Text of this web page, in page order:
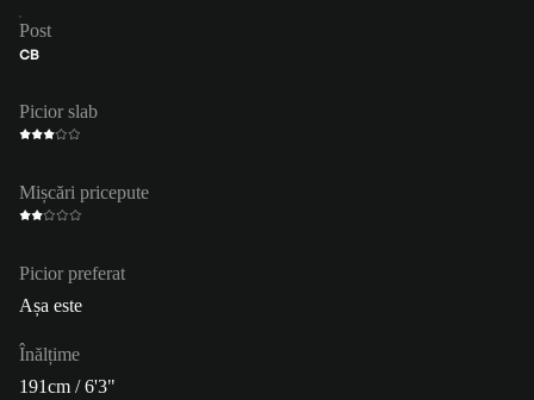
Post
CB
Picior slab
Mișcări pricepute
Picior preferat
Așa este
Înălțime
191cm / 6'3"